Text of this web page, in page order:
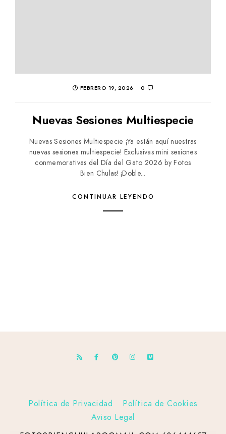
FEBRERO 19, 2026 0
Nuevas Sesiones Multiespecie
Nuevas Sesiones Multiespecie ¡Ya están aquí nuestras
nuevas sesiones multiespecie! Exclusivas mini sesiones
conmemorativas del Día del Gato 2026 by Fotos
Bien Chulas! ¡Doble...
CONTINUAR LEYENDO
Política de Privacidad
Política de Cookies
Aviso Legal